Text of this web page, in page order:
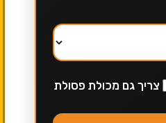
צריך גם מכולת פסולת